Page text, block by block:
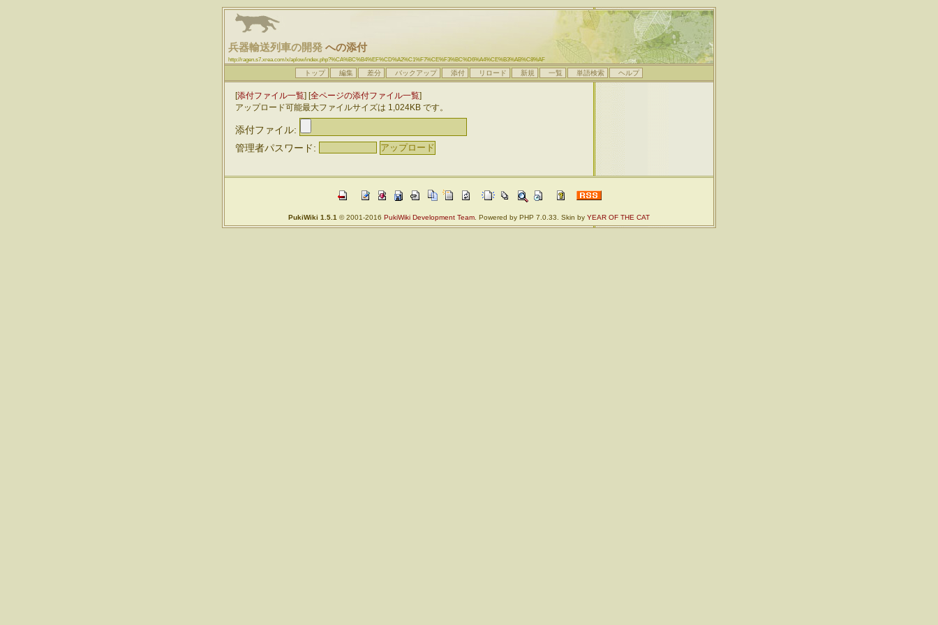
兵器輸送列車の開発 への添付
http://ragen.s7.xrea.com/x/aplow/index.php?%CA%BC%B4%EF%CD%A2%C1%F7%CE%F3%BC%D6%A4%CE%B3%AB%C8%AF
トップ 編集 差分 バックアップ 添付 リロード 新規 一覧 単語検索 ヘルプ
[添付ファイル一覧] [全ページの添付ファイル一覧]
アップロード可能最大ファイルサイズは 1,024KB です。
添付ファイル:
管理者パスワード:
PukiWiki 1.5.1 © 2001-2016 PukiWiki Development Team. Powered by PHP 7.0.33. Skin by YEAR OF THE CAT